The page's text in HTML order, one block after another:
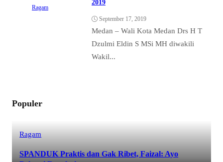
Ragam
2019
September 17, 2019
Medan – Wali Kota Medan Drs H T
Dzulmi Eldin S MSi MH diwakili
Wakil...
Populer
Ragam
SPANDUK Praktis dan Gak Ribet, Faizal: Ayo